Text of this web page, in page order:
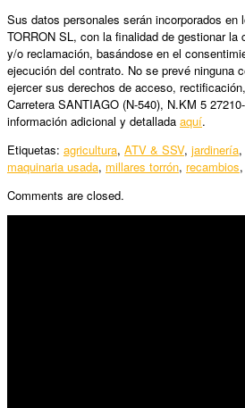
Sus datos personales serán incorporados en
TORRON SL, con la finalidad de gestionar la
y/o reclamación, basándose en el
ejecución del contrato. No se prevé ninguna
ejercer sus derechos de acceso,
Carretera SANTIAGO (N-540), N.KM 5
información adicional y detallada aquí.
Etiquetas: agricultura, ATV & SSV, jardinería,
maquinaria usada, millares torrón, recambios,
Comments are closed.